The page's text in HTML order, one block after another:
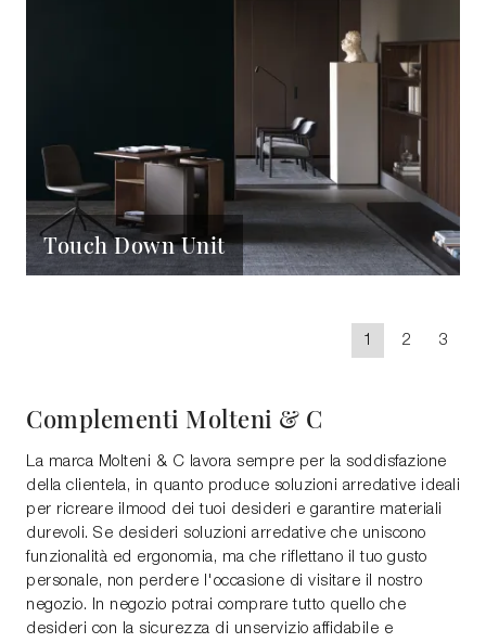
Touch Down Unit
1 2 3
Complementi Molteni & C
La marca Molteni & C lavora sempre per la soddisfazione
della clientela, in quanto produce soluzioni arredative ideali
per ricreare ilmood dei tuoi desideri e garantire materiali
durevoli. Se desideri soluzioni arredative che uniscono
funzionalità ed ergonomia, ma che riflettano il tuo gusto
personale, non perdere l'occasione di visitare il nostro
negozio. In negozio potrai comprare tutto quello che
desideri con la sicurezza di unservizio affidabile e